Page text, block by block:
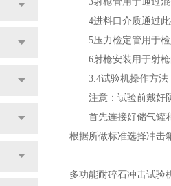
4进料口介质通过此
5压力检定管用于检
6射枪安装用于射枪
3.4试验机操作方法
注意：试验前戴好
首先连接好储气罐
根据所做标准选择冲击
多功能耐碎石冲击试验